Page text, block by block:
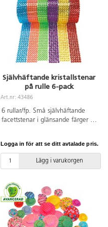
46124 Syntetpenslar 25 st,
122021 Trekantiga färgpennor
12 st, 137548 Vaxkritor 24 st,
124860 Färgat ritpapper 5 färger
x 20 ark, 78258 Förvaringskorg.
Förflytta korgen enkelt med hjälp
av artnr 124580, Vagn till
Självhäftande kristallstenar
på rulle 6-pack
Art.nr: 43486
6 rullar/fp. Små självhäftande
facettstenar i glänsande färger på
turkos och 2 rullar rosa. Varje
rulle mäter 1 m. Från 3 år.
Logga in för att se ditt avtalade pris.
Lägg i varukorgen